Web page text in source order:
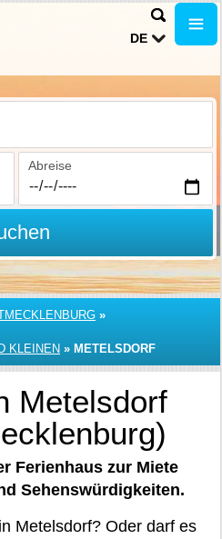
DE
Abreise
»
KLEINEN » METELSDORF
Metelsdorf
Ferienhaus zur Miete
Sehenswürdigkeiten.
Metelsdorf? Oder darf es